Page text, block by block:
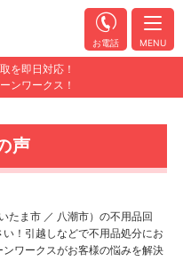
を即日対応！
ンワークス！
お電話 MENU
声
たま市 ／ 八潮市）の不用品回
！引越しなどで不用品処分にお
ワークスがお客様の悩みを解決